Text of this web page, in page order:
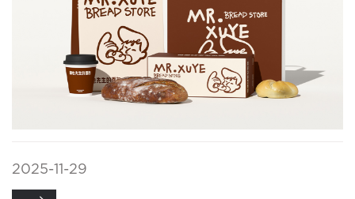
2025-11-29